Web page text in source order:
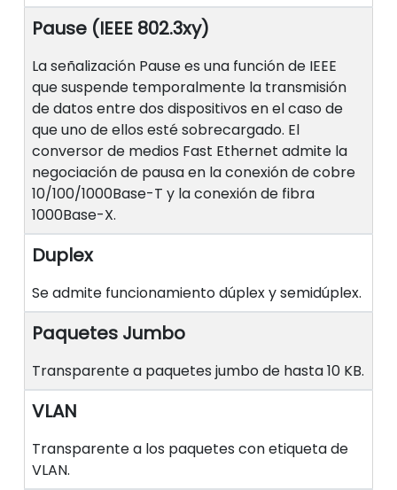
Pause (IEEE 802.3xy)
La señalización Pause es una función de IEEE
que suspende temporalmente la transmisión
de datos entre dos dispositivos en el caso de
que uno de ellos esté sobrecargado. El
conversor de medios Fast Ethernet admite la
negociación de pausa en la conexión de cobre
10/100/1000Base-T y la conexión de fibra
1000Base-X.
Duplex
Se admite funcionamiento dúplex y semidúplex.
Paquetes Jumbo
Transparente a paquetes jumbo de hasta 10 KB.
VLAN
Transparente a los paquetes con etiqueta de
VLAN.